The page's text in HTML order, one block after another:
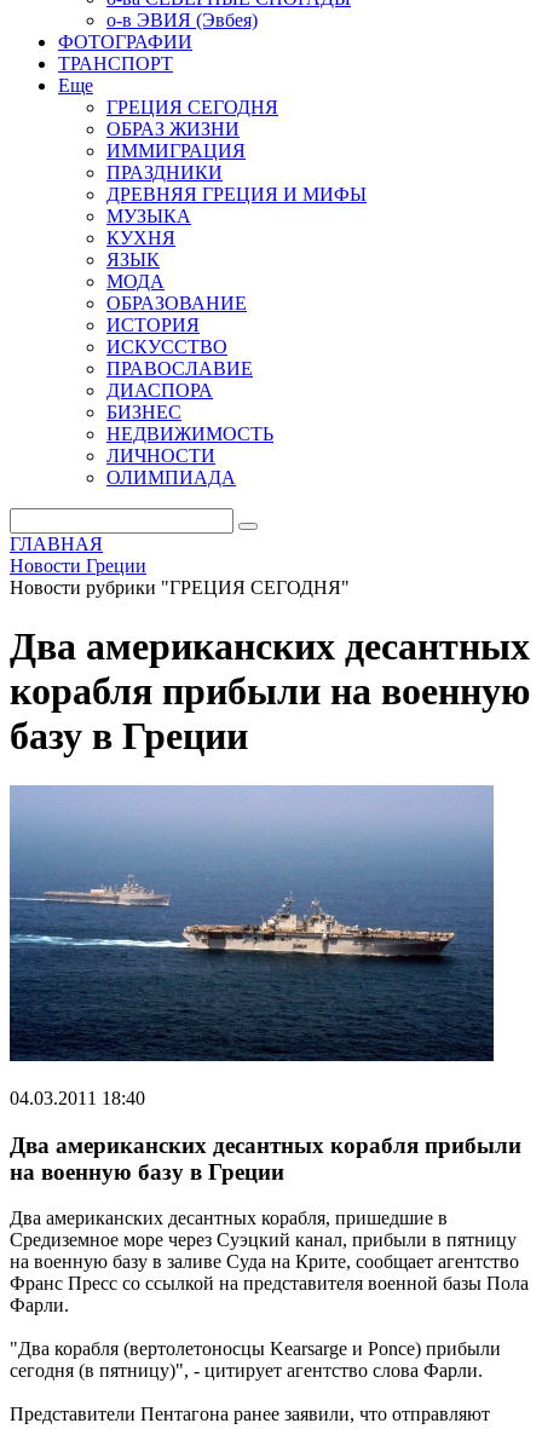
о-в ЭВИЯ (Эвбея)
ФОТОГРАФИИ
ТРАНСПОРТ
Еще
ГРЕЦИЯ СЕГОДНЯ
ОБРАЗ ЖИЗНИ
ИММИГРАЦИЯ
ПРАЗДНИКИ
ДРЕВНЯЯ ГРЕЦИЯ И МИФЫ
МУЗЫКА
КУХНЯ
ЯЗЫК
МОДА
ОБРАЗОВАНИЕ
ИСТОРИЯ
ИСКУССТВО
ПРАВОСЛАВИЕ
ДИАСПОРА
БИЗНЕС
НЕДВИЖИМОСТЬ
ЛИЧНОСТИ
ОЛИМПИАДА
ГЛАВНАЯ
Новости Греции
Новости рубрики "ГРЕЦИЯ СЕГОДНЯ"
Два американских десантных
корабля прибыли на военную
базу в Греции
04.03.2011 18:40
Два американских десантных корабля прибыли
на военную базу в Греции
Два американских десантных корабля, пришедшие в
Средиземное море через Суэцкий канал, прибыли в пятницу
на военную базу в заливе Суда на Крите, сообщает агентство
Франс Пресс со ссылкой на представителя военной базы Пола
Фарли.
"Два корабля (вертолетоносцы Kearsarge и Ponce) прибыли
сегодня (в пятницу)", - цитирует агентство слова Фарли.
Представители Пентагона ранее заявили, что отправляют